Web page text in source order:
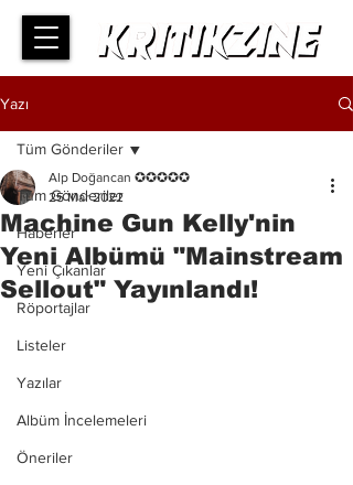
Yazı
Tüm Gönderiler
Haberler
Yeni Çıkanlar
Röportajlar
Listeler
Yazılar
Albüm İncelemeleri
Öneriler
Tüm Gönderiler
Machine Gun Kelly'nin
Yeni Albümü "Mainstream
Sellout" Yayınlandı!
Alp Doğancan ✪✪✪✪✪
25 Mar 2022